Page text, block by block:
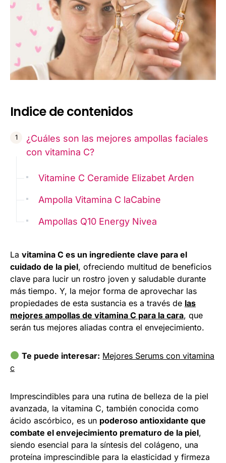
Indice de contenidos
¿Cuáles son las mejores ampollas faciales
con vitamina C?
Vitamine C Ceramide Elizabet Arden
Ampolla Vitamina C laCabine
Ampollas Q10 Energy Nivea
La vitamina C es un ingrediente clave para el
cuidado de la piel, ofreciendo multitud de beneficios
clave para lucir un rostro joven y saludable durante
más tiempo. Y, la mejor forma de aprovechar las
propiedades de esta sustancia es a través de las
mejores ampollas de vitamina C para la cara, que
serán tus mejores aliadas contra el envejecimiento.
Te puede interesar: Mejores Serums con vitamina
c
Imprescindibles para una rutina de belleza de la piel
avanzada, la vitamina C, también conocida como
ácido ascórbico, es un poderoso antioxidante que
combate el envejecimiento prematuro de la piel,
siendo esencial para la síntesis del colágeno, una
proteína imprescindible para la elasticidad y firmeza